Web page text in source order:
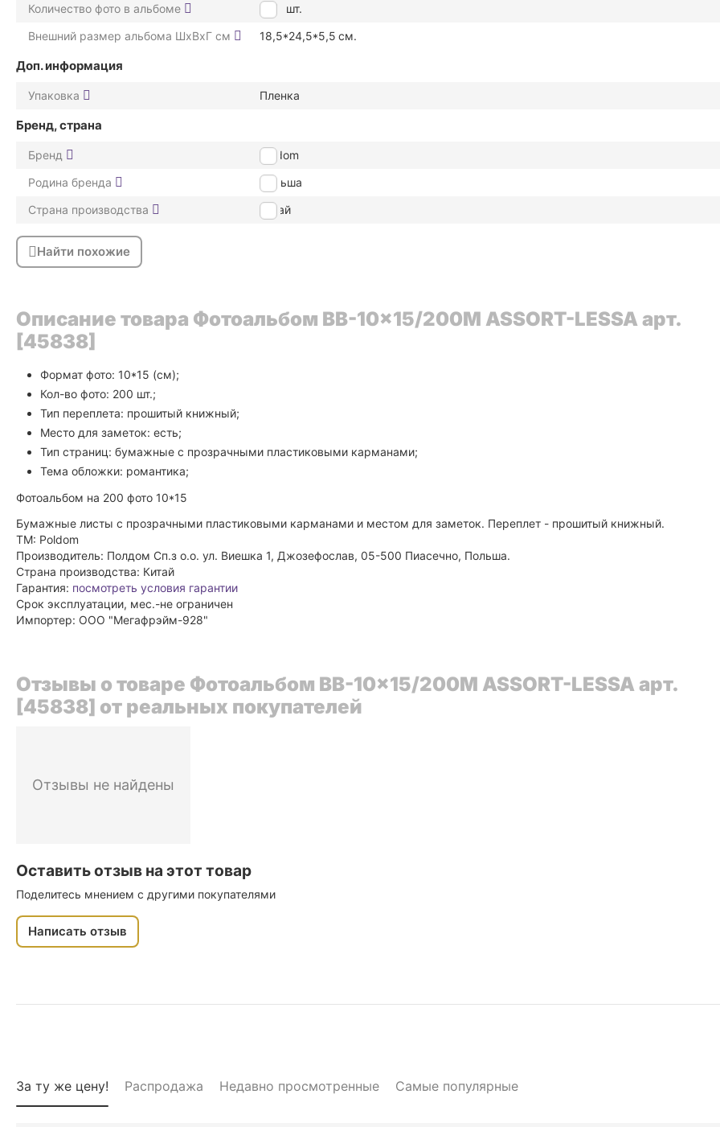
Количество фото в альбоме
200
шт.
Внешний размер альбома ШxВxГ см
18,5*24,5*5,5 см.
Доп. информация
Упаковка Пленка
Бренд, страна
Бренд
Poldom
Родина бренда
Польша
Страна производства
Китай
Найти похожие
Описание товара Фотоальбом BB-10x15/200M ASSORT-LESSA арт.
[45838]
Формат фото: 10*15 (см);
Кол-во фото: 200 шт.;
Тип переплета: прошитый книжный;
Место для заметок: есть;
Тип страниц: бумажные с прозрачными пластиковыми карманами;
Тема обложки: романтика;
Фотоальбом на 200 фото 10*15
Бумажные листы с прозрачными пластиковыми карманами и местом для заметок. Переплет - прошитый книжный.
ТМ: Poldom
Производитель: Полдом Сп.з о.о. ул. Виешка 1, Джозефослав, 05-500 Пиасечно, Польша.
Страна производства: Китай
Гарантия: посмотреть условия гарантии
Срок эксплуатации, мес.-не ограничен
Импортер: ООО "Мегафрэйм-928"
Отзывы о товаре Фотоальбом BB-10x15/200M ASSORT-LESSA арт.
[45838] от реальных покупателей
Отзывы не найдены
Оставить отзыв на этот товар
Поделитесь мнением с другими покупателями
Написать отзыв
За ту же цену! Распродажа Недавно просмотренные Самые популярные